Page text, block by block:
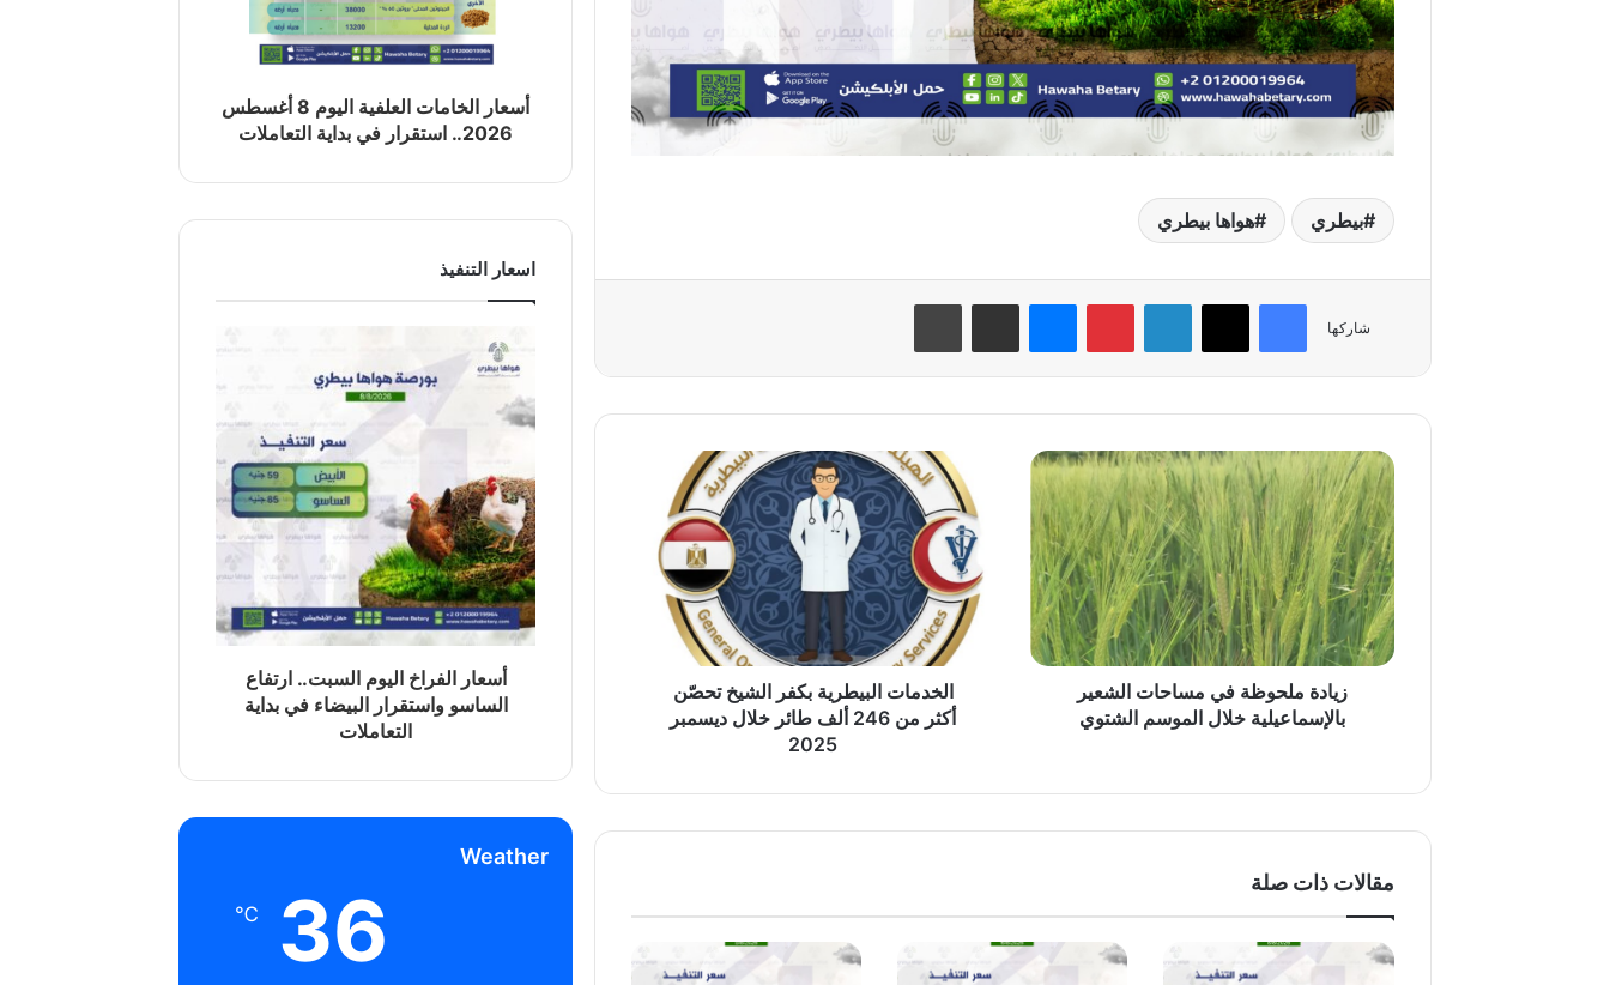
بيطري هواها بيطري
شاركها
فيسبوك ‫X لينكدإن بينتيريستماسنجر مشاركة عبر البريد طباعة
زيادة
ملحوظة
في
مساحات
الشعير
بالإسماعيلية
خلال
الموسم
الشتوي
زيادة ملحوظة في مساحات الشعير
بالإسماعيلية خلال الموسم الشتوي
الخدمات
البيطرية
بكفر
الشيخ
تحصّن
أكثر
من
246
الخدمات البيطرية بكفر الشيخ تحصّن
أكثر من 246 ألف طائر خلال ديسمبر
2025
مقالات ذات صلة
أسعار الخامات العلفية اليوم 8 أغسطس
2026.. استقرار في بداية التعاملات
اسعار التنفيذ
أسعار الفراخ اليوم السبت.. ارتفاع
الساسو واستقرار البيضاء في بداية
التعاملات
Weather
36
℃